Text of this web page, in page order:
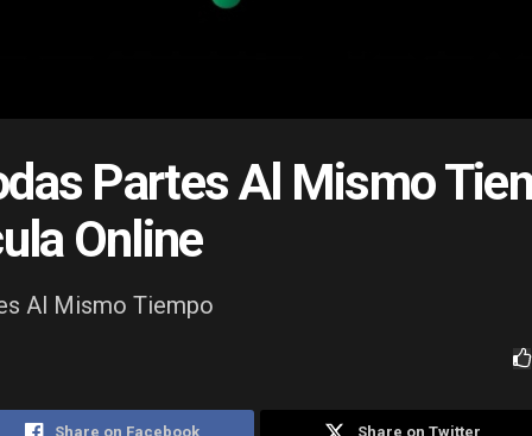
Partes Al Mismo
Online
Al Mismo Tiempo
Share on Facebook Share on Twitter